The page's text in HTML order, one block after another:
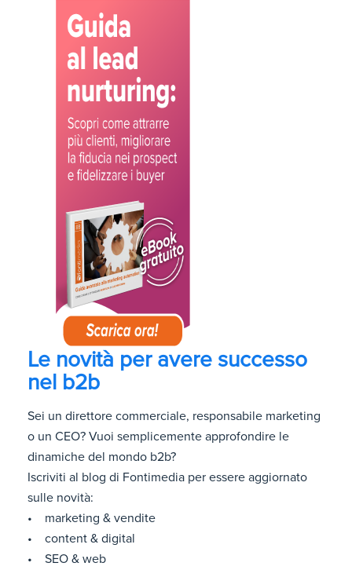
Le novità per avere successo
nel b2b
Sei un direttore commerciale, responsabile marketing
o un CEO? Vuoi semplicemente approfondire le
dinamiche del mondo b2b?
Iscriviti al blog di Fontimedia per essere aggiornato
sulle novità:
• marketing & vendite
• content & digital
• SEO & web